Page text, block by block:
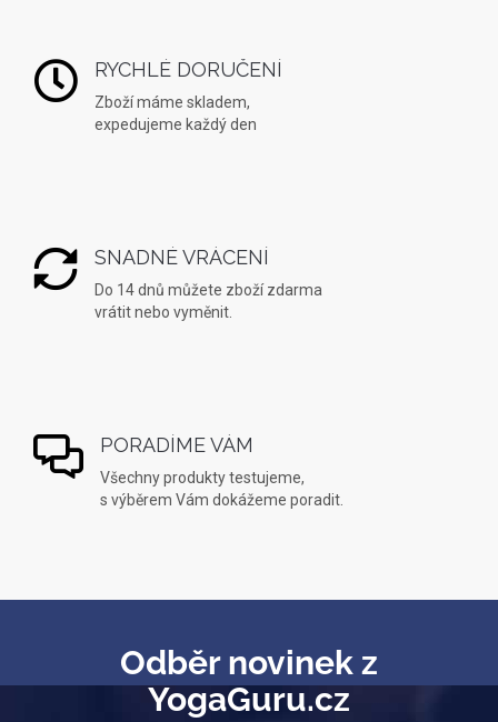
RYCHLÉ DORUČENÍ
Zboží máme skladem,
expedujeme každý den
SNADNÉ VRÁCENÍ
Do 14 dnů můžete zboží zdarma
vrátit nebo vyměnit.
PORADÍME VÁM
Všechny produkty testujeme,
s výběrem Vám dokážeme poradit.
Odběr novinek z
YogaGuru.cz